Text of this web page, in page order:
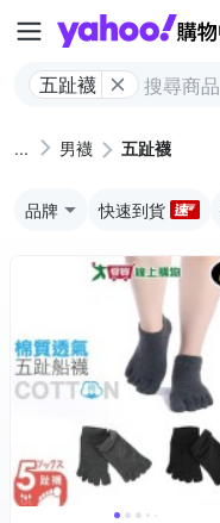
五趾襪
男襪 五趾襪
品牌 快速到貨